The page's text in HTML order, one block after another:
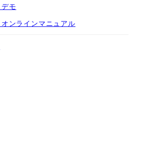
モ
ンラインマニュアル